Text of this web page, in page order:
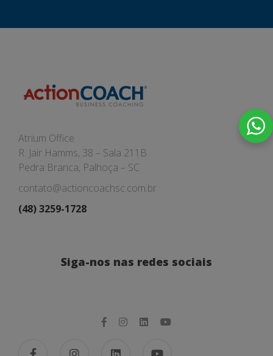
Atrium Office
R. Jair Hamms, 38 – Sala 211B
Pedra Branca, Palhoça – SC
contato@actioncoachsc.com.br
(48) 3259-1728
Siga-nos nas redes sociais